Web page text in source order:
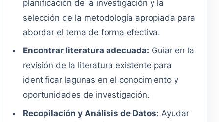
planificación de la investigación y la
selección de la metodología apropiada para
abordar el tema de forma efectiva.
Encontrar literatura adecuada: Guiar en la
revisión de la literatura existente para
identificar lagunas en el conocimiento y
oportunidades de investigación.
Recopilación y Análisis de Datos: Ayudar